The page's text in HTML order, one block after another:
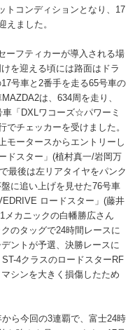
トコンディションとなり、17
えました。
ーフティカーが導入される場
を迎える頃には路面はドラ
号車と2番手を走る65号車の
は、634周を走り、
「DXLワコーズ☆パワーミ
でチェッカーを受けました。
モータースからエントリーし
ドスター」(植村真一/岩岡万
最後は左リアタイヤをパンク
に追い上げを見せた76号車
ロードスター」(藤井
メカニックの白幡勝広さん
のタッグで24時間レースに
ントが予選、決勝レースに
4クラスのロードスターRF
シンを大きく損傷したため
ら今回の3連覇で、富士24時